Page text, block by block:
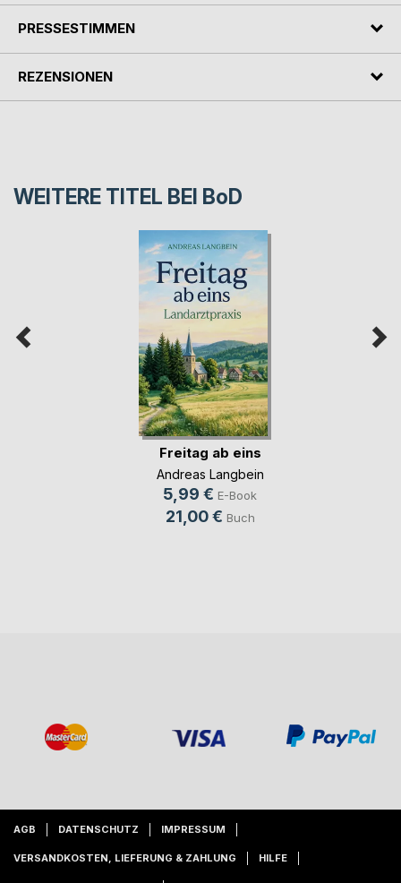
PRESSESTIMMEN
REZENSIONEN
WEITERE TITEL BEI BoD
Freitag ab eins
Andreas Langbein
5,99 € E-Book
21,00 € Buch
AGB DATENSCHUTZ IMPRESSUM
VERSANDKOSTEN, LIEFERUNG & ZAHLUNG HILFE